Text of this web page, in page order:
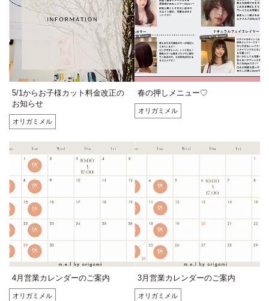
5/1からお子様カット料金改正の
お知らせ
オリガミメル
春の押しメニュー♡
オリガミメル
4月営業カレンダーのご案内
オリガミメル
3月営業カレンダーのご案内
オリガミメル